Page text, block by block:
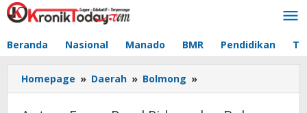
Lewati
ke
Beranda Nasional Manado BMR Pendidikan
Homepage » Daerah » Bolmong »
Emas,
Pasal